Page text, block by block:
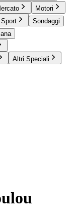
Motori
Sondaggi
Altri Speciali